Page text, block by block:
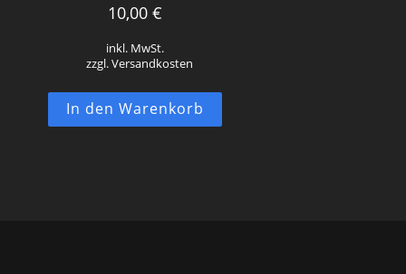
10,00€
inkl. MwSt.
zzgl. Versandkosten
In den Warenkorb